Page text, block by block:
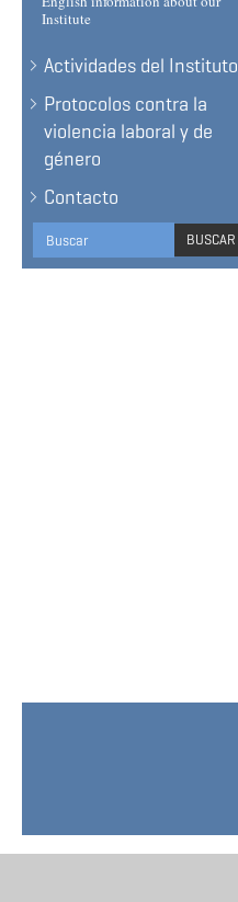
Institute
Actividades del Instituto
Protocolos contra la
violencia laboral y de
género
Contacto
Search
form
BUSCAR
BUSCAR